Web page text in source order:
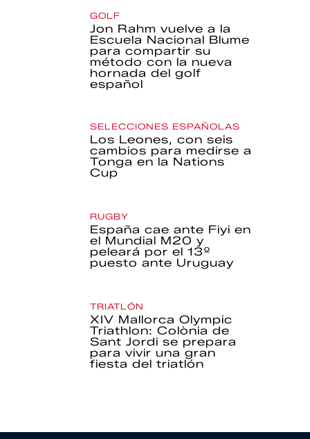
GOLF
Jon Rahm vuelve a la
Escuela Nacional Blume
para compartir su
método con la nueva
hornada del golf
español
SELECCIONES ESPAÑOLAS
Los Leones, con seis
cambios para medirse a
Tonga en la Nations
Cup
RUGBY
España cae ante Fiyi en
el Mundial M20 y
peleará por el 13º
puesto ante Uruguay
TRIATLÓN
XIV Mallorca Olympic
Triathlon: Colònia de
Sant Jordi se prepara
para vivir una gran
fiesta del triatlón